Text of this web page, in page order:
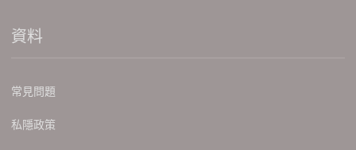
資料
常見問題
私隱政策